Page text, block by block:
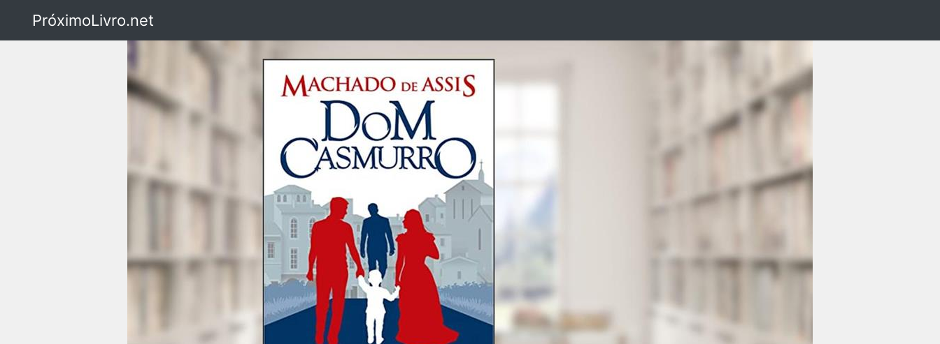
PróximoLivro.net